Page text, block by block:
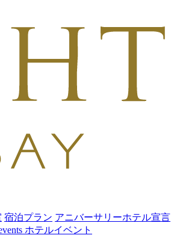
宿泊プラン アニバーサリーホテル宣言
ホテルイベント